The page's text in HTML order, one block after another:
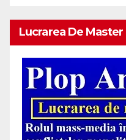
Lucrarea De Master